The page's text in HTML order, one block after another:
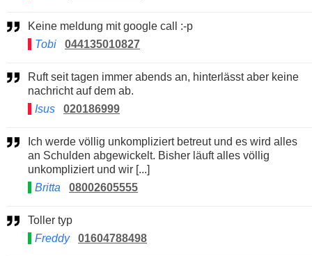
Keine meldung mit google call :-p
Tobi
044135010827
Ruft seit tagen immer abends an, hinterlässt aber keine
nachricht auf dem ab.
Isus
020186999
an Schulden abgewickelt. Bisher läuft alles völlig
unkompliziert und wir [...]
Britta
08002605555
Toller typ
Freddy
01604788498